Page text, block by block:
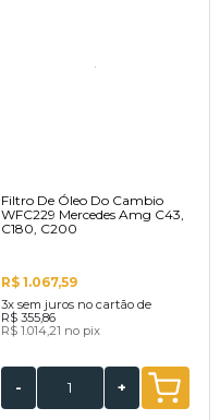
Filtro De Óleo Do Cambio
WFC229 Mercedes Amg C43,
C180, C200
R$ 1.067,59
3x sem juros no cartão de
R$ 355,86
R$ 1.014,21 no pix
- +